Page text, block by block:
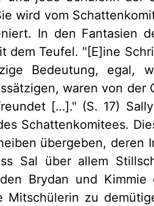
wird vom
In den Fantasien
dem Teufel. "[E]ine
Bedeutung, egal,
waren von der
[…]." (S. 17)
Schattenkomitees.
übergeben, deren
Sal über allem
Brydan und
Mitschülerin zu